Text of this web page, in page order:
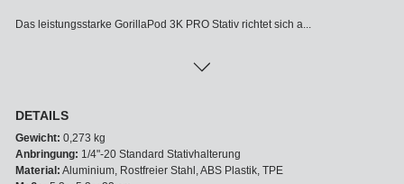
Das leistungsstarke GorillaPod 3K PRO Stativ richtet sich a...
DETAILS
Gewicht: 0,273 kg
Anbringung: 1/4"-20 Standard Stativhalterung
Material: Aluminium, Rostfreier Stahl, ABS Plastik, TPE